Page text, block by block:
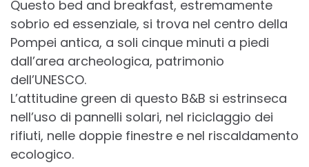
Questo bed and breakfast, estremamente
sobrio ed essenziale, si trova nel centro della
Pompei antica, a soli cinque minuti a piedi
dall’area archeologica, patrimonio
dell’UNESCO.
L’attitudine green di questo B&B si estrinseca
nell’uso di pannelli solari, nel riciclaggio dei
rifiuti, nelle doppie finestre e nel riscaldamento
ecologico.